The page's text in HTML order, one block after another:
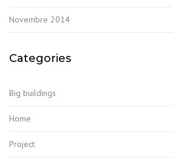
Novembre 2014
Categories
Big buildings
Home
Project